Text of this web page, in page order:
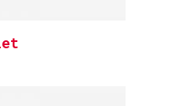
to cart